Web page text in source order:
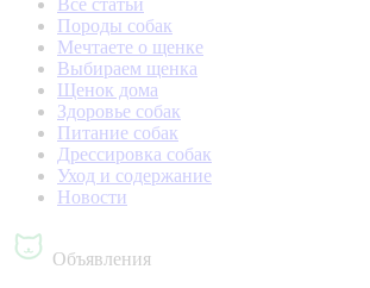
Все статьи
Породы собак
Мечтаете о щенке
Выбираем щенка
Щенок дома
Здоровье собак
Питание собак
Дрессировка собак
Уход и содержание
Новости
Объявления